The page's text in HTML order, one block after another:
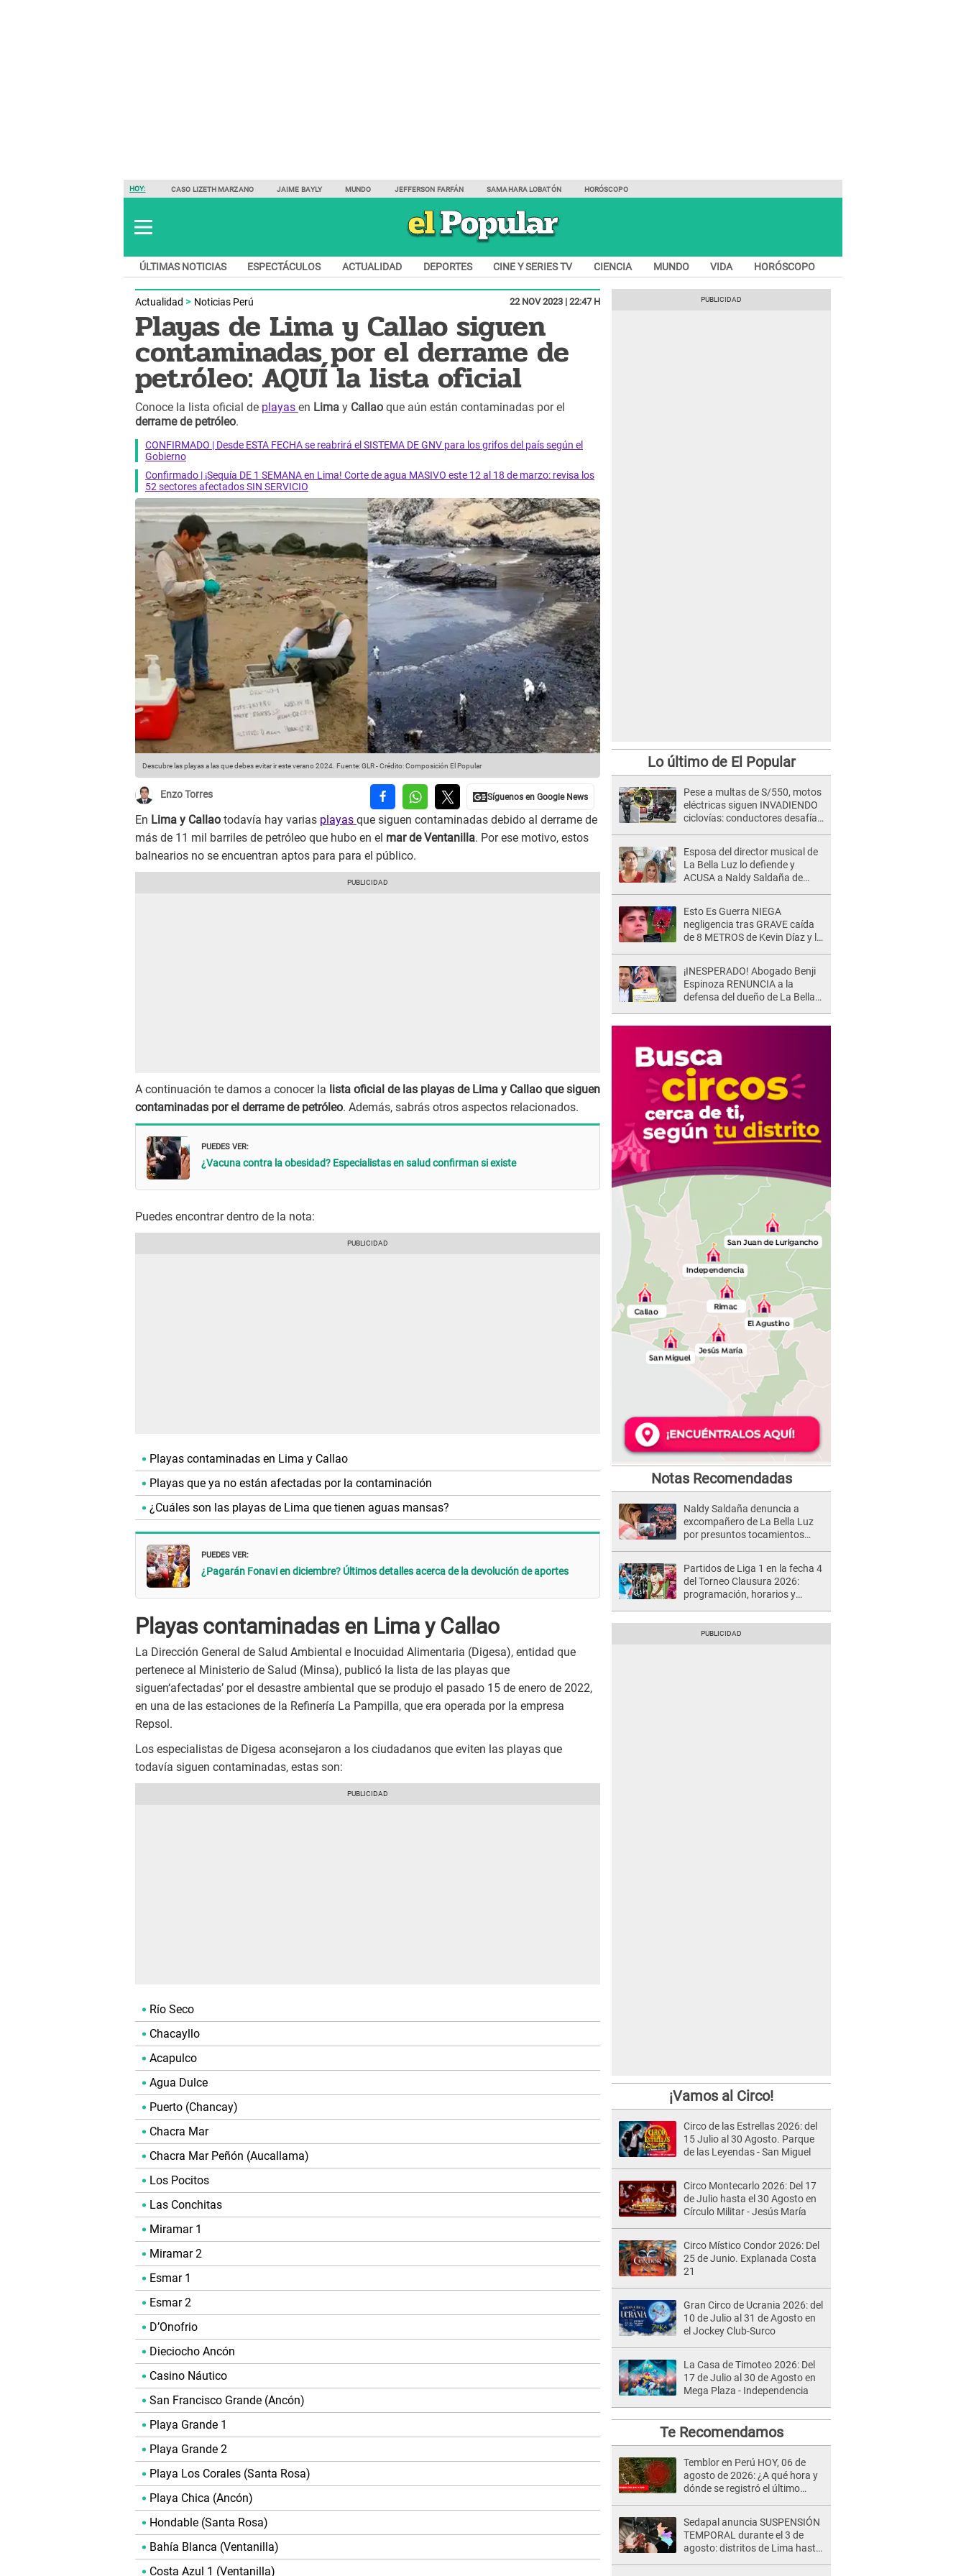
HOY: CASO LIZETH MARZANO JAIME BAYLY MUNDO JEFFERSON FARFÁN SAMAHARA LOBATÓN HORÓSCOPO
ÚLTIMAS NOTICIAS ESPECTÁCULOS ACTUALIDAD DEPORTES CINE Y SERIES TV CIENCIA MUNDO VIDA HORÓSCOPO
Actualidad Noticias Perú 22 NOV 2023 | 22:47 H
Playas de Lima y Callao siguen
contaminadas por el derrame de
petróleo: AQUÍ la lista oficial
Conoce la lista oficial de playas en Lima y Callao que aún están contaminadas por el
derrame de petróleo.
CONFIRMADO | Desde ESTA FECHA se reabrirá el SISTEMA DE GNV para los grifos del país según el
Gobierno
Confirmado | ¡Sequía DE 1 SEMANA en Lima! Corte de agua MASIVO este 12 al 18 de marzo: revisa los
52 sectores afectados SIN SERVICIO
Descubre las playas a las que debes evitar ir este verano 2024. Fuente: GLR-Crédito: Composición El Popular
Enzo Torres
En Lima y Callao todavía hay varias playas que siguen contaminadas debido al derrame de
más de 11 mil barriles de petróleo que hubo en el mar de Ventanilla. Por ese motivo, estos
balnearios no se encuentran aptos para para el público.
A continuación te damos a conocer la lista oficial de las playas de Lima y Callao que siguen
contaminadas por el derrame de petróleo. Además, sabrás otros aspectos relacionados.
PUEDES VER:
¿Vacuna contra la obesidad? Especialistas en salud confirman si existe
Puedes encontrar dentro de la nota:
Playas contaminadas en Lima y Callao
Playas que ya no están afectadas por la contaminación
¿Cuáles son las playas de Lima que tienen aguas mansas?
PUEDES VER:
¿Pagarán Fonavi en diciembre? Últimos detalles acerca de la devolución de aportes
Playas contaminadas en Lima y Callao
La Dirección General de Salud Ambiental e Inocuidad Alimentaria (Digesa), entidad que
pertenece al Ministerio de Salud (Minsa), publicó la lista de las playas que
siguen‘afectadas’ por el desastre ambiental que se produjo el pasado 15 de enero de 2022,
en una de las estaciones de la Refinería La Pampilla, que era operada por la empresa
Repsol.
Los especialistas de Digesa aconsejaron a los ciudadanos que eviten las playas que
todavía siguen contaminadas, estas son:
Río Seco
Chacayllo
Acapulco
Agua Dulce
Puerto (Chancay)
Chacra Mar
Chacra Mar Peñón (Aucallama)
Los Pocitos
Las Conchitas
Miramar 1
Miramar 2
Esmar 1
Esmar 2
D’Onofrio
Dieciocho Ancón
Casino Náutico
San Francisco Grande (Ancón)
Playa Grande 1
Playa Grande 2
Playa Los Corales (Santa Rosa)
Playa Chica (Ancón)
Hondable (Santa Rosa)
Bahía Blanca (Ventanilla)
Costa Azul 1 (Ventanilla)
Lo último de El Popular
Pese a multas de S/550, motos
eléctricas siguen INVADIENDO
ciclovías: conductores desafían
Esposa del director musical de
La Bella Luz lo defiende y
ACUSA a Naldy Saldaña de
Esto Es Guerra NIEGA
negligencia tras GRAVE caída
de 8 METROS de Kevin Díaz y lo
¡INESPERADO! Abogado Benji
Espinoza RENUNCIA a la
defensa del dueño de La Bella
Notas Recomendadas
Naldy Saldaña denuncia a
excompañero de La Bella Luz
por presuntos tocamientos
Partidos de Liga 1 en la fecha 4
del Torneo Clausura 2026:
programación, horarios y
¡Vamos al Circo!
Circo de las Estrellas 2026: del
15 Julio al 30 Agosto. Parque
de las Leyendas - San Miguel
Circo Montecarlo 2026: Del 17
de Julio hasta el 30 Agosto en
Círculo Militar - Jesús María
Circo Místico Condor 2026: Del
25 de Junio. Explanada Costa
21
Gran Circo de Ucrania 2026: del
10 de Julio al 31 de Agosto en
el Jockey Club-Surco
La Casa de Timoteo 2026: Del
17 de Julio al 30 de Agosto en
Mega Plaza - Independencia
Te Recomendamos
Temblor en Perú HOY, 06 de
agosto de 2026: ¿A qué hora y
dónde se registró el último
Sedapal anuncia SUSPENSIÓN
TEMPORAL durante el 3 de
agosto: distritos de Lima hasta